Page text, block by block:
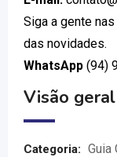
Siga a gente
das novidades.
WhatsApp (94)
Visão geral
Categoria: Guia